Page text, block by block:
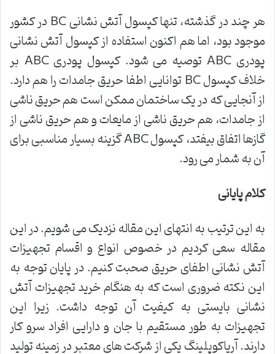
هر چند در گذشته، تنها کپسول آتش نشانی BC در کشور
موجود بود، اما هم اکنون استفاده از کپسول آتش نشانی
پودری ABC توصیه می شود. کپسول پودری ABC بر
خلاف کپسول BC توانایی اطفا حریق جامدات را هم دارد.
از آنجایی که در یک ساختمان ممکن است هم حریق ناشی
از جامدات، هم حریق ناشی از مایعات و هم حریق ناشی از
گازها اتفاق بیفتد، کپسول ABC گزینه بسیار مناسبی برای
آن به شمار می رود.
کلام پایانی
به این ترتیب به انتهای این مقاله نزدیک می شویم. در این
مقاله سعی کردیم در خصوص انواع و اقسام تجهیزات
آتش نشانی اطفای حریق صحبت کنیم. در پایان توجه به
این نکته ضروری است که به هنگام خرید تجهیزات آتش
نشانی بایستی به کیفیت آن توجه داشت. زیرا این
تجهیزات به طور مستقیم با جان و دارایی افراد سرو کار
دارند. آریاکوپلینگ یکی از شرکت های معتبر در زمینه تولید